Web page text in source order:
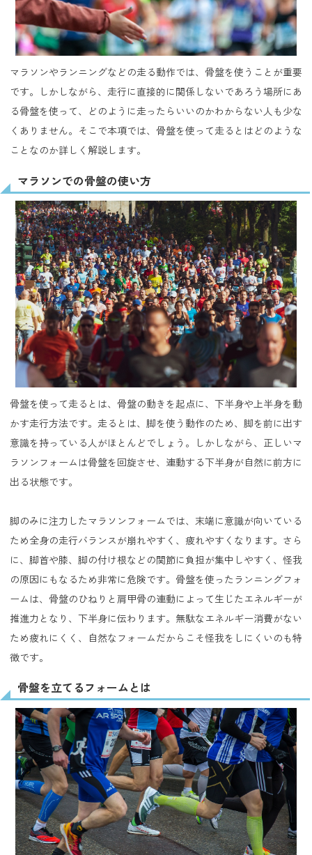
マラソンやランニングなどの走る動作では、骨盤を使うことが重要
です。しかしながら、走行に直接的に関係しないであろう場所にあ
る骨盤を使って、どのように走ったらいいのかわからない人も少な
くありません。そこで本項では、骨盤を使って走るとはどのような
ことなのか詳しく解説します。
マラソンでの骨盤の使い方
骨盤を使って走るとは、骨盤の動きを起点に、下半身や上半身を動
かす走行方法です。走るとは、脚を使う動作のため、脚を前に出す
意識を持っている人がほとんどでしょう。しかしながら、正しいマ
ラソンフォームは骨盤を回旋させ、連動する下半身が自然に前方に
出る状態です。
脚のみに注力したマラソンフォームでは、末端に意識が向いている
ため全身の走行バランスが崩れやすく、疲れやすくなります。さら
に、脚首や膝、脚の付け根などの関節に負担が集中しやすく、怪我
の原因にもなるため非常に危険です。骨盤を使ったランニングフォ
ームは、骨盤のひねりと肩甲骨の連動によって生じたエネルギーが
推進力となり、下半身に伝わります。無駄なエネルギー消費がない
ため疲れにくく、自然なフォームだからこそ怪我をしにくいのも特
徴です。
骨盤を立てるフォームとは